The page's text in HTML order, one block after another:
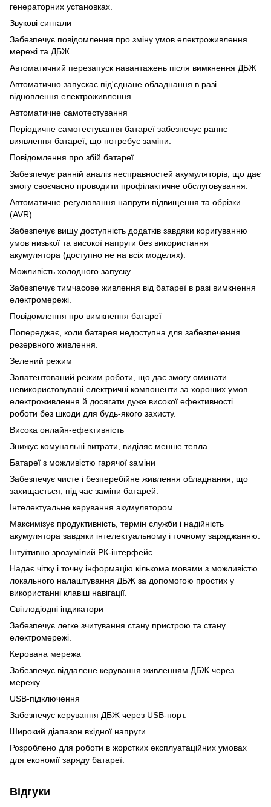
генераторних установках.
Звукові сигнали
Забезпечує повідомлення про зміну умов електроживлення
мережі та ДБЖ.
Автоматичний перезапуск навантажень після вимкнення ДБЖ
Автоматично запускає під'єднане обладнання в разі
відновлення електроживлення.
Автоматичне самотестування
Періодичне самотестування батареї забезпечує раннє
виявлення батареї, що потребує заміни.
Повідомлення про збій батареї
Забезпечує ранній аналіз несправностей акумуляторів, що дає
змогу своєчасно проводити профілактичне обслуговування.
Автоматичне регулювання напруги підвищення та обрізки
(AVR)
Забезпечує вищу доступність додатків завдяки коригуванню
умов низької та високої напруги без використання
акумулятора (доступно не на всіх моделях).
Можливість холодного запуску
Забезпечує тимчасове живлення від батареї в разі вимкнення
електромережі.
Повідомлення про вимкнення батареї
Попереджає, коли батарея недоступна для забезпечення
резервного живлення.
Зелений режим
Запатентований режим роботи, що дає змогу оминати
невикористовувані електричні компоненти за хороших умов
електроживлення й досягати дуже високої ефективності
роботи без шкоди для будь-якого захисту.
Висока онлайн-ефективність
Знижує комунальні витрати, виділяє менше тепла.
Батареї з можливістю гарячої заміни
Забезпечує чисте і безперебійне живлення обладнання, що
захищається, під час заміни батарей.
Інтелектуальне керування акумулятором
Максимізує продуктивність, термін служби і надійність
акумулятора завдяки інтелектуальному і точному заряджанню.
Інтуїтивно зрозумілий РК-інтерфейс
Надає чітку і точну інформацію кількома мовами з можливістю
локального налаштування ДБЖ за допомогою простих у
використанні клавіш навігації.
Світлодіодні індикатори
Забезпечує легке зчитування стану пристрою та стану
електромережі.
Керована мережа
Забезпечує віддалене керування живленням ДБЖ через
мережу.
USB-підключення
Забезпечує керування ДБЖ через USB-порт.
Широкий діапазон вхідної напруги
Розроблено для роботи в жорстких експлуатаційних умовах
для економії заряду батареї.
Відгуки